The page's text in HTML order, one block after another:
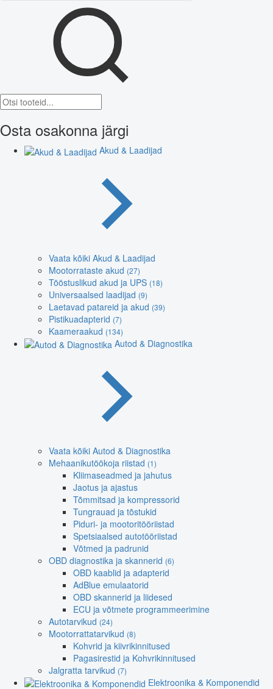
Osta osakonna järgi
Akud & Laadijad
Vaata kõiki Akud & Laadijad
Mootorrataste akud (27)
Tööstuslikud akud ja UPS (18)
Universaalsed laadijad (9)
Laetavad patareid ja akud (39)
Pistikuadapterid (7)
Kaameraakud (134)
Autod & Diagnostika
Vaata kõiki Autod & Diagnostika
Mehaanikutöökoja riistad (1)
Kliimaseadmed ja jahutus
Jaotus ja ajastus
Tõmmitsad ja kompressorid
Tungrauad ja tõstukid
Piduri- ja mootoritööriistad
Spetsiaalsed autotööriistad
Võtmed ja padrunid
OBD diagnostika ja skannerid (6)
OBD kaablid ja adapterid
AdBlue emulaatorid
OBD skannerid ja liidesed
ECU ja võtmete programmeerimine
Autotarvikud (24)
Mootorrattatarvikud (8)
Kohvrid ja kiivrikinnitused
Pagasirestid ja Kohvrikinnitused
Jalgratta tarvikud (7)
Elektroonika & Komponendid